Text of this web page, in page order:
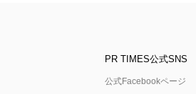
PR TIMES公式SNS
公式Facebookページ